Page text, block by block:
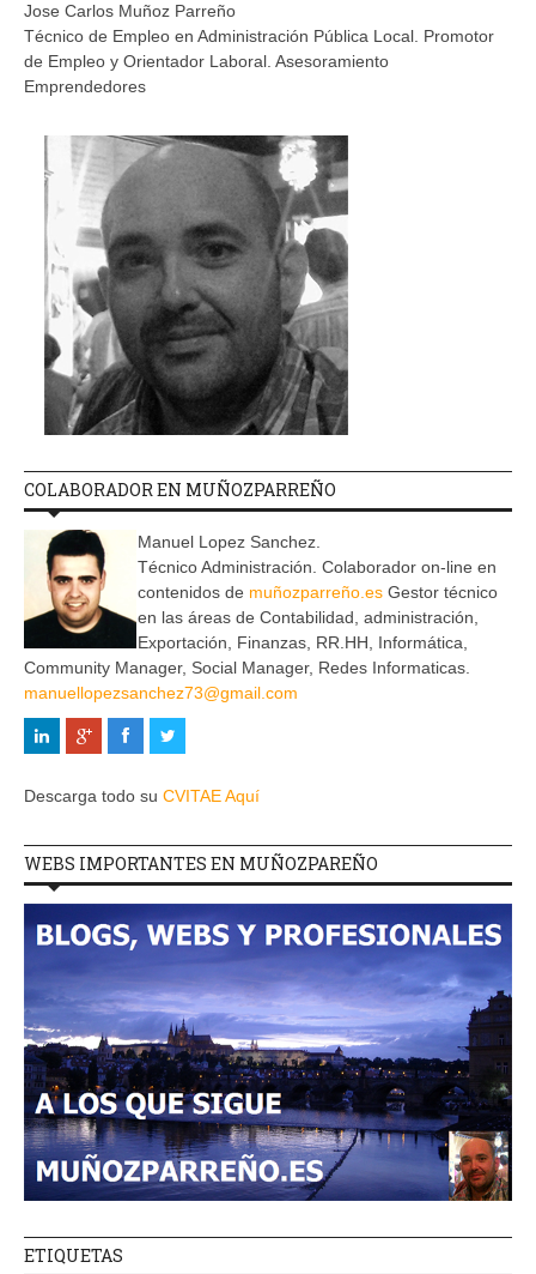
Jose Carlos Muñoz Parreño
Técnico de Empleo en Administración Pública Local. Promotor
de Empleo y Orientador Laboral. Asesoramiento
Emprendedores
COLABORADOR EN MUÑOZPARREÑO
Manuel Lopez Sanchez.
Técnico Administración. Colaborador on-line en
contenidos de muñozparreño.es Gestor técnico
en las áreas de Contabilidad, administración,
Exportación, Finanzas, RR.HH, Informática,
Community Manager, Social Manager, Redes Informaticas.
manuellopezsanchez73@gmail.com
Descarga todo su CVITAE Aquí
WEBS IMPORTANTES EN MUÑOZPAREÑO
ETIQUETAS